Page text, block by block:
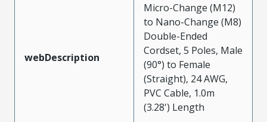
webDescription
Micro-Change (M12)
to Nano-Change (M8)
Double-Ended
Cordset, 5 Poles, Male
(90°) to Female
(Straight), 24 AWG,
PVC Cable, 1.0m
(3.28') Length